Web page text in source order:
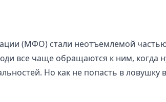
(МФО) стали неотъемлемой
все чаще обращаются к ним, когда
Но как не попасть в ловушку